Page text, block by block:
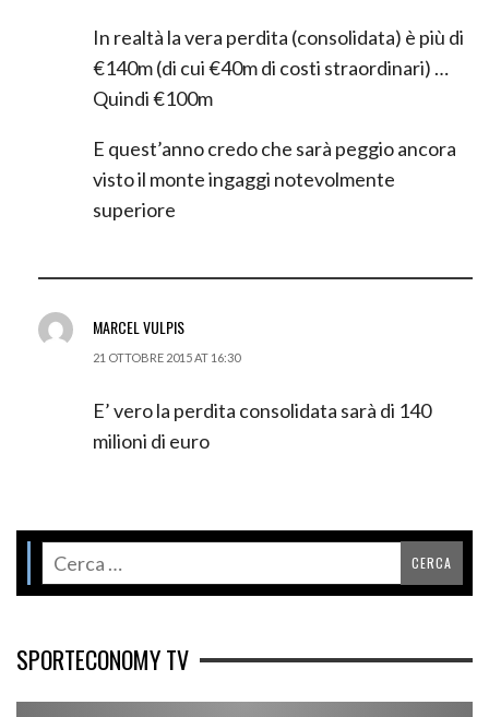
In realtà la vera perdita (consolidata) è più di
€140m (di cui €40m di costi straordinari) …
Quindi €100m
E quest’anno credo che sarà peggio ancora
visto il monte ingaggi notevolmente
superiore
MARCEL VULPIS
21 OTTOBRE 2015 AT 16:30
E’ vero la perdita consolidata sarà di 140
milioni di euro
SPORTECONOMY TV